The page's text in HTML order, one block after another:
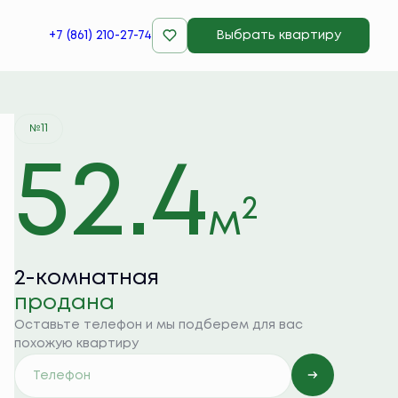
+7 (861) 210-27-74 Выбрать квартиру
Квартира забронирована
№11
52.4м2
2-комнатная
продана
Оставьте телефон и мы подберем для вас
похожую квартиру